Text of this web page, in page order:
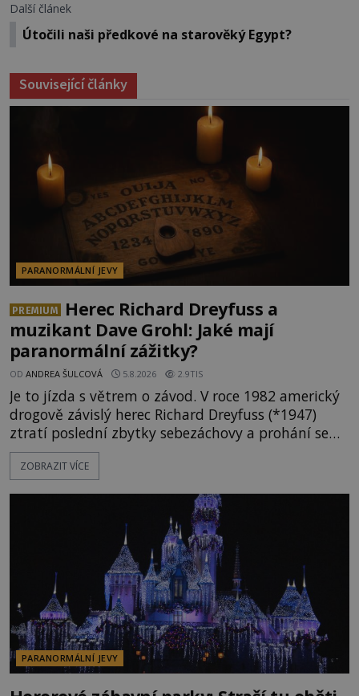
Další článek
Útočili naši předkové na starověký Egypt?
Související články
PARANORMÁLNÍ JEVY
PREMIUM
Herec Richard Dreyfuss a
muzikant Dave Grohl: Jaké mají
paranormální zážitky?
OD ANDREA ŠULCOVÁ 5.8.2026 2.9TIS
Je to jízda s větrem o závod. V roce 1982 americký
drogově závislý herec Richard Dreyfuss (*1947)
ztratí poslední zbytky sebezáchovy a prohání se
po silnicích ve svém mercedesu jako utržený ze
řetězu. Vše vyvrcholí katastrofou, když to Dreyfuss
následně nalezne schovaný kokain. Tímto
momentem se slavnému
ZOBRAZIT VÍCE
PARANORMÁLNÍ JEVY